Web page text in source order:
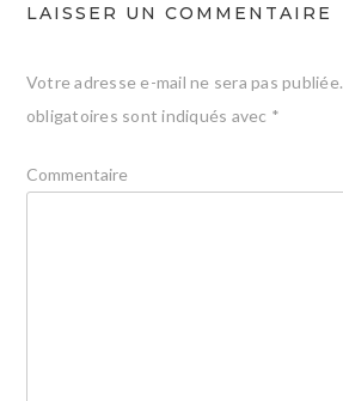
LAISSER UN COMMENTAIRE
Votre adresse e-mail ne sera pas publiée.
obligatoires sont indiqués avec *
Commentaire